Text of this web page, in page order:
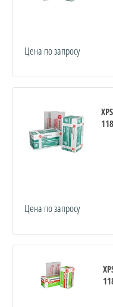
Цена по запросу
Цена по запросу